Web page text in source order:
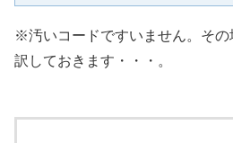
※汚いコードですいません。そ
訳しておきます・・・。